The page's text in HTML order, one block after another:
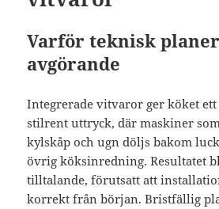
Varför teknisk
avgörande
Integrerade vitvaror ger köket
stilrent uttryck, där maskiner
kylskåp och ugn döljs bakom
övrig köksinredning. Resultatet
tilltalande, förutsatt att
korrekt från början. Bristfällig